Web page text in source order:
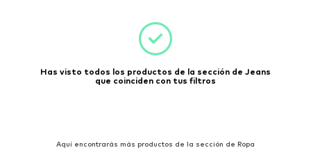
Has visto todos los productos de la sección de Jeans
que coinciden con tus filtros
Aquí encontrarás más productos de la sección de Ropa